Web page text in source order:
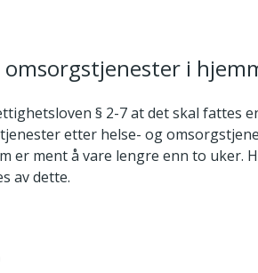
omsorgstjenester i
§ 2-7 at det skal fattes
etter helse- og
er ment å vare lengre enn to uker.
av dette.